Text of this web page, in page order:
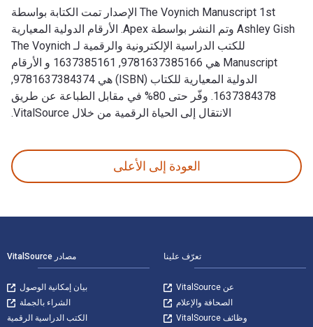
The Voynich Manuscript 1st الإصدار تمت الكتابة بواسطة
Ashley Gish وتم النشر بواسطة Apex. الأرقام الدولية المعيارية
للكتب الدراسية الإلكترونية والرقمية لـ The Voynich
Manuscript هي 9781637385166, 1637385161 و الأرقام
الدولية المعيارية للكتاب (ISBN) هي 9781637384374,
1637384378. وفّر حتى 80% في مقابل الطباعة عن طريق
الانتقال إلى الحياة الرقمية من خلال VitalSource.
العودة إلى الأعلى
تعرّف علينا
عن VitalSource
الصحافة والإعلام
وظائف VitalSource
مصادر VitalSource
بيان إمكانية الوصول
الشراء بالجملة
الكتب الدراسية الرقمية